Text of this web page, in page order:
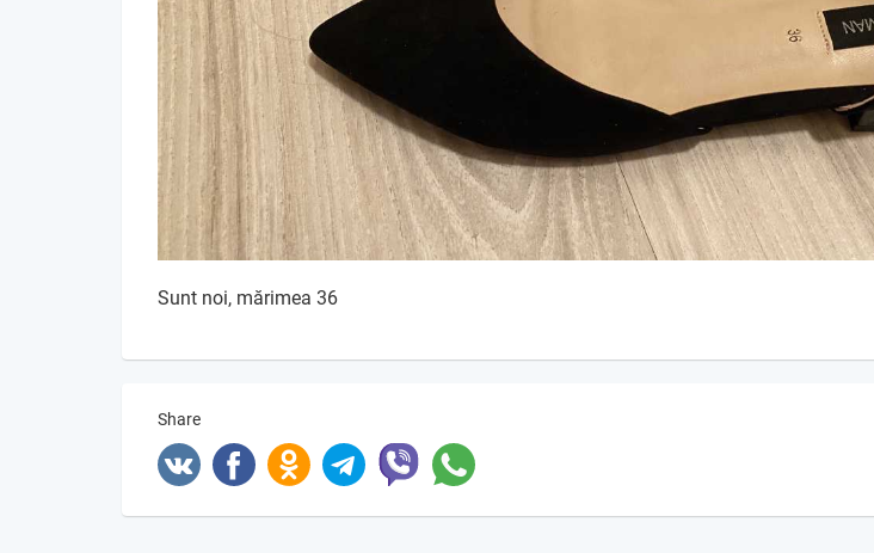
Sunt noi, mărimea 36
Share